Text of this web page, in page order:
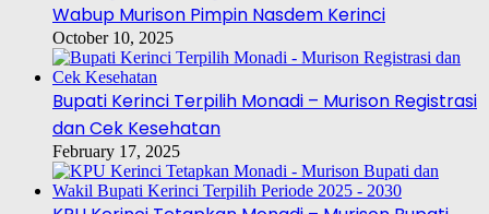
Wabup Murison Pimpin Nasdem Kerinci
October 10, 2025
Bupati Kerinci Terpilih Monadi – Murison Registrasi
dan Cek Kesehatan
February 17, 2025